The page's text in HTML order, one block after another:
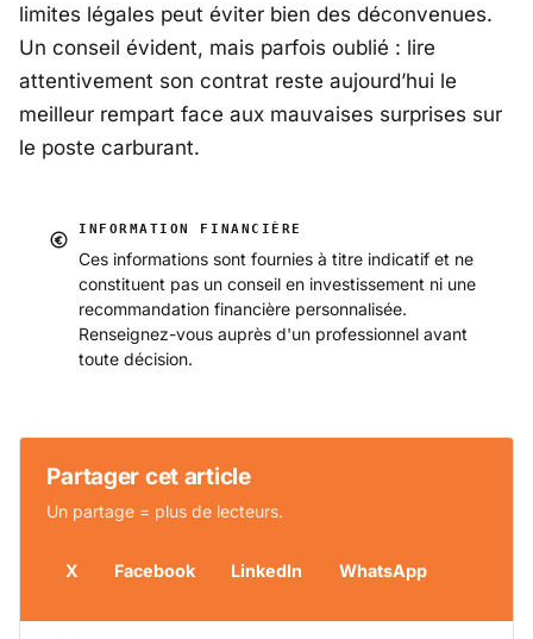
limites légales peut éviter bien des déconvenues.
Un conseil évident, mais parfois oublié : lire
attentivement son contrat reste aujourd’hui le
meilleur rempart face aux mauvaises surprises sur
le poste carburant.
INFORMATION FINANCIÈRE
Ces informations sont fournies à titre indicatif et ne
constituent pas un conseil en investissement ni une
recommandation financière personnalisée.
Renseignez-vous auprès d'un professionnel avant
toute décision.
Partager cet article
Un partage = plus de lecteurs.
X Facebook LinkedIn WhatsApp